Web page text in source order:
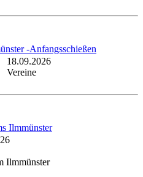
-Anfangsschießen
18.09.2026
Vereine
Ilmmünster
Ilmmünster